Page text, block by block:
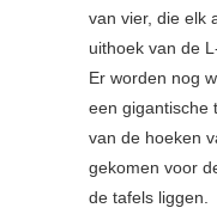
van vier, die elk
uithoek van de
Er worden nog
een gigantische
van de hoeken
gekomen voor
de tafels liggen.